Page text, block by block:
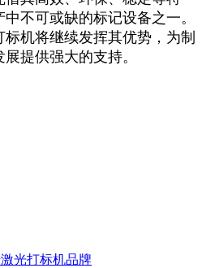
不可或缺的标记设备之一。
机将继续发挥其优势，为制
提供强大的支持。
光打标机品牌